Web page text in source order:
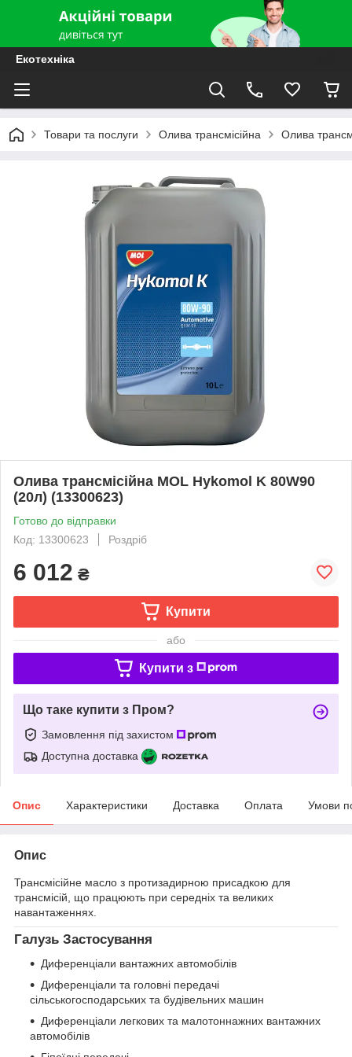
Екотехніка
Товари та послуги Олива трансмісійна Олива
Олива трансмісійна MOL Hykomol K 80W90
(20л) (13300623)
Готово до відправки
Код: 13300623
Роздріб
6 012 ₴
Купити
або
Купити з
Що таке купити з Пром?
Замовлення під захистом
Доступна доставка
Опис Характеристики Доставка Оплата Умови
Опис
Трансмісійне масло з протизадирною присадкою для
трансмісій, що працюють при середніх та великих
навантаженнях.
Галузь Застосування
Диференціали вантажних автомобілів
Диференціали та головні передачі
сільськогосподарських та будівельних машин
Диференціали легкових та малотоннажних вантажних
автомобілів